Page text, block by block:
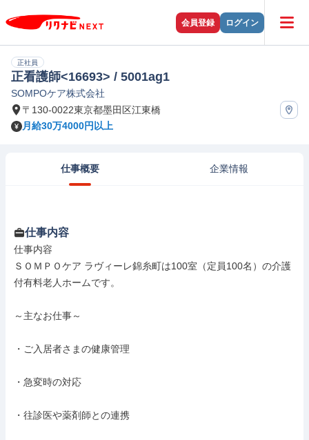
会員登録 ログイン
正社員
正看護師<16693> / 5001ag1
SOMPOケア株式会社
〒130-0022東京都墨田区江東橋
月給30万4000円以上
仕事概要 企業情報
仕事内容
仕事内容
ＳＯＭＰＯケア ラヴィーレ錦糸町は100室（定員100名）の介護
付有料老人ホームです。
～主なお仕事～
・ご入居者さまの健康管理
・急変時の対応
・往診医や薬剤師との連携